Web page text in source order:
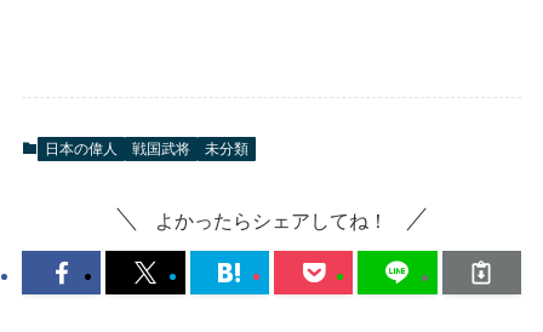
日本の偉人 戦国武将 未分類
よかったらシェアしてね！